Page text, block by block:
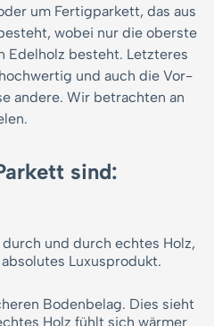
um Fertigparkett, das aus
wobei nur die oberste
Edelholz besteht. Letzteres
und auch die Vor-
andere. Wir betrachten an
sind:
und durch echtes Holz,
Luxusprodukt.
Bodenbelag. Dies sieht
Holz fühlt sich wärmer